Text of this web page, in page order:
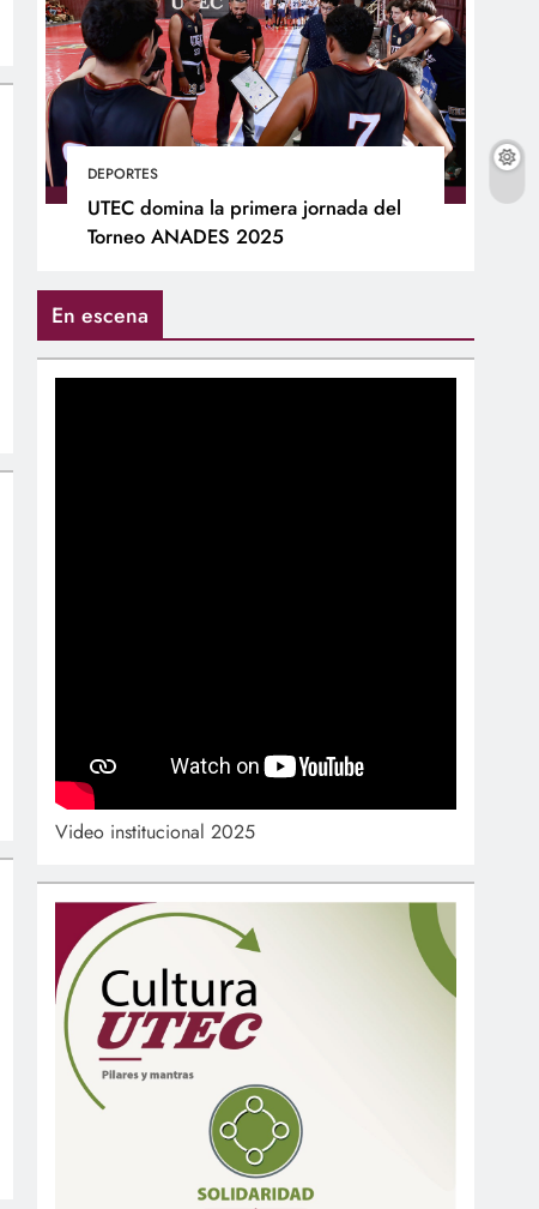
DEPORTES
UTEC domina la primera jornada del
Torneo ANADES 2025
En escena
Video institucional 2025